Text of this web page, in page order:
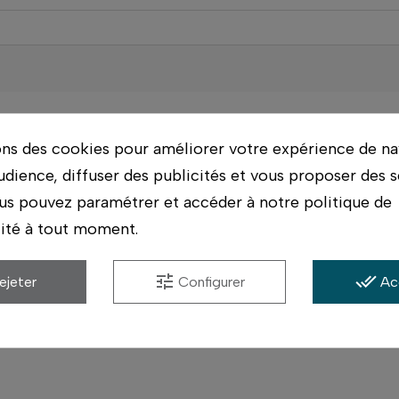
On vérifie avec vous qu'il correspond bien
possible, et conseil par des photographes qui
des cookies pour améliorer votre expérience de
diffuser des publicités et vous proposer des
pouvez paramétrer et accéder à notre politique de
à tout moment.
tune Configurer done_all